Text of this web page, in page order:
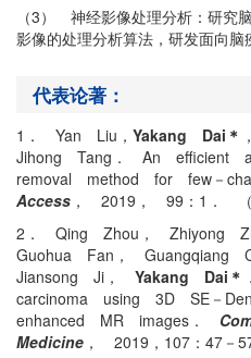
（3） 神经影像处理分析：研究脑
影像的处理分析算法，研发面向脑
代表论著：
1． Yan Liu ， Yakang Dai＊ ，
Jihong Tang． An efficient
removal method for few－
Access ， 2019， 99：1． （
2． Qing Zhou， Zhiyong
Guohua Fan， Guangqiang
Jiansong Ji， Yakang Dai＊
carcinoma using 3D SE－
enhanced MR images．
Medicine ， 2019，107：47－